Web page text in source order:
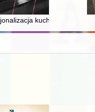
of Loir-et-Cher between
drugiej połowy XIX
kuchni polskiej w